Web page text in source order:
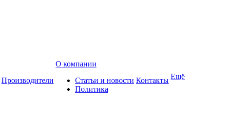
Производители
О компании
Статьи и новости
Политика
Контакты Ещё